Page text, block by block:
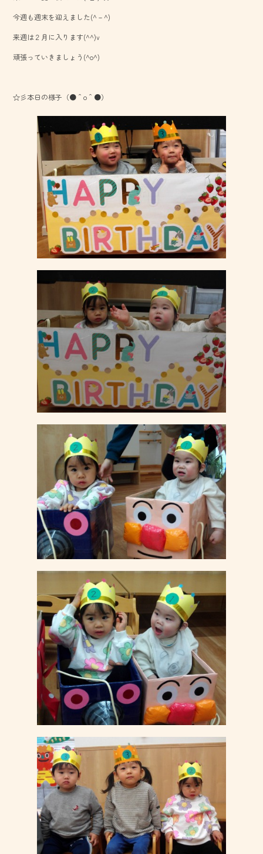
今週も週末を迎えました(^－^)
来週は２月に入ります(^^)v
頑張っていきましょう(^o^)
☆彡本日の様子（●＾o＾●）